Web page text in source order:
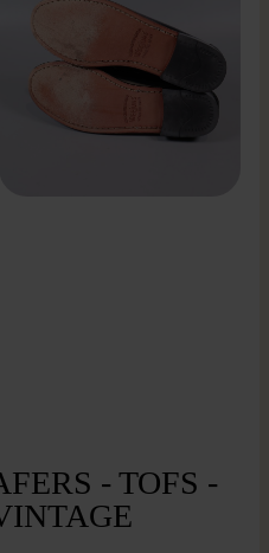
- TOFS -